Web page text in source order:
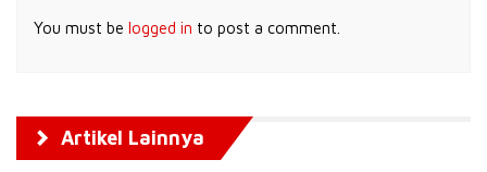
You must be logged in to post a comment.
Artikel Lainnya